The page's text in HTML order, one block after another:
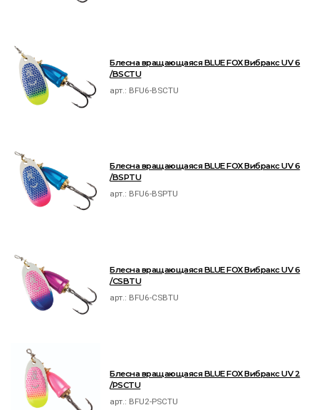
Блесна вращающаяся BLUE FOX Вибракс UV 6
/BSCTU
арт.: BFU6-BSCTU
Блесна вращающаяся BLUE FOX Вибракс UV 6
/BSPTU
арт.: BFU6-BSPTU
Блесна вращающаяся BLUE FOX Вибракс UV 6
/CSBTU
арт.: BFU6-CSBTU
Блесна вращающаяся BLUE FOX Вибракс UV 2
/PSCTU
арт.: BFU2-PSCTU